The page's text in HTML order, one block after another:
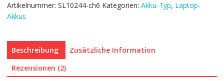
Artikelnummer: SL10244-ch6 Kategorien: Akku-Typ, Laptop-
Akkus
Beschreibung
Zusätzliche Information
Rezensionen (2)